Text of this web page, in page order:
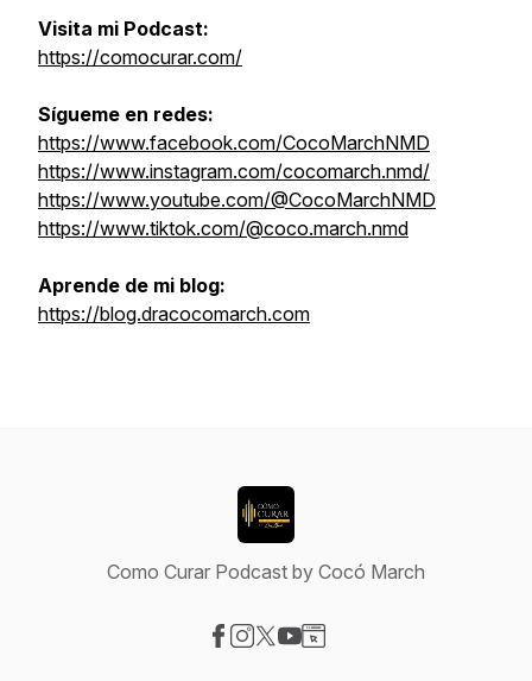
Visita mi Podcast:
https://comocurar.com/
Sígueme en redes:
https://www.facebook.com/CocoMarchNMD
https://www.instagram.com/cocomarch.nmd/
https://www.youtube.com/@CocoMarchNMD
https://www.tiktok.com/@coco.march.nmd
Aprende de mi blog:
https://blog.dracocomarch.com
Como Curar Podcast by Cocó March